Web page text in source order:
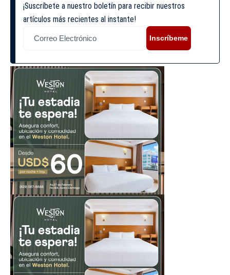
¡Suscríbete a nuestro boletín para recibir nuestros
artículos más recientes al instante!
Inscríbeme